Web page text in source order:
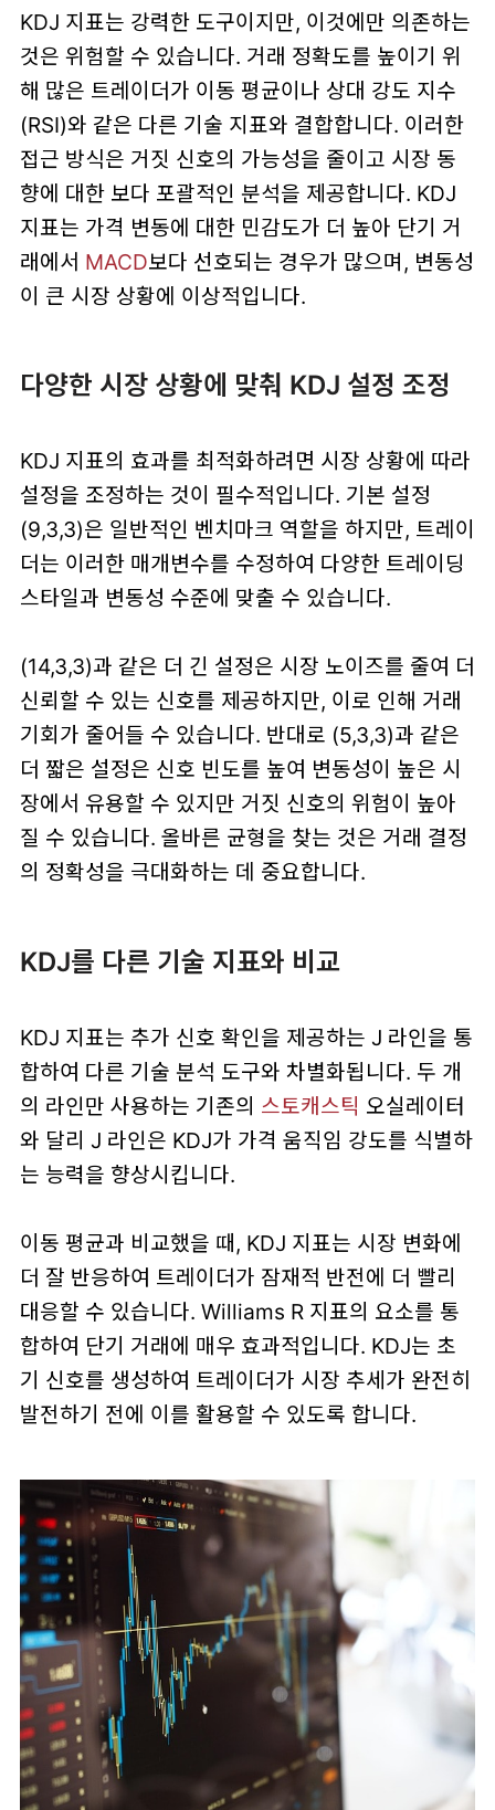
KDJ 지표는 강력한 도구이지만, 이것에만 의존하는
것은 위험할 수 있습니다. 거래 정확도를 높이기 위
해 많은 트레이더가 이동 평균이나 상대 강도 지수
(RSI)와 같은 다른 기술 지표와 결합합니다. 이러한
접근 방식은 거짓 신호의 가능성을 줄이고 시장 동
향에 대한 보다 포괄적인 분석을 제공합니다. KDJ
지표는 가격 변동에 대한 민감도가 더 높아 단기 거
래에서 MACD보다 선호되는 경우가 많으며, 변동성
이 큰 시장 상황에 이상적입니다.
다양한 시장 상황에 맞춰 KDJ 설정 조정
KDJ 지표의 효과를 최적화하려면 시장 상황에 따라
설정을 조정하는 것이 필수적입니다. 기본 설정
(9,3,3)은 일반적인 벤치마크 역할을 하지만, 트레이
더는 이러한 매개변수를 수정하여 다양한 트레이딩
스타일과 변동성 수준에 맞출 수 있습니다.
(14,3,3)과 같은 더 긴 설정은 시장 노이즈를 줄여 더
신뢰할 수 있는 신호를 제공하지만, 이로 인해 거래
기회가 줄어들 수 있습니다. 반대로 (5,3,3)과 같은
더 짧은 설정은 신호 빈도를 높여 변동성이 높은 시
장에서 유용할 수 있지만 거짓 신호의 위험이 높아
질 수 있습니다. 올바른 균형을 찾는 것은 거래 결정
의 정확성을 극대화하는 데 중요합니다.
KDJ를 다른 기술 지표와 비교
KDJ 지표는 추가 신호 확인을 제공하는 J 라인을 통
합하여 다른 기술 분석 도구와 차별화됩니다. 두 개
의 라인만 사용하는 기존의 스토캐스틱 오실레이터
와 달리 J 라인은 KDJ가 가격 움직임 강도를 식별하
는 능력을 향상시킵니다.
이동 평균과 비교했을 때, KDJ 지표는 시장 변화에
더 잘 반응하여 트레이더가 잠재적 반전에 더 빨리
대응할 수 있습니다. Williams R 지표의 요소를 통
합하여 단기 거래에 매우 효과적입니다. KDJ는 초
기 신호를 생성하여 트레이더가 시장 추세가 완전히
발전하기 전에 이를 활용할 수 있도록 합니다.